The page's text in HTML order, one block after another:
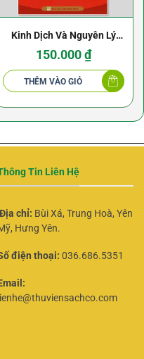
Kinh Dịch Và Nguyên Lý
Toán Nhị Phân – Hoàng
Tuấn
150.000₫
THÊM VÀO GIỎ
Tin Liên Hệ
Địa chỉ: Bùi Xá, Trung Hoà, Yên
Hưng Yên.
điện thoại: 036.686.5351
lienhe@thuviensachco.com